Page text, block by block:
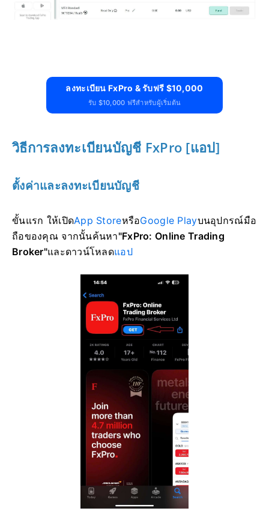
ลงทะเบียน FxPro & รับฟรี $10,000
รับ $10,000 ฟรีสำหรับผู้เริ่มต้น
วิธีการลงทะเบียนบัญชี FxPro [แอป]
ตั้งค่าและลงทะเบียนบัญชี
ขั้นแรก ให้เปิดApp StoreหรือGoogle Playบนอุปกรณ์มือ
ถือของคุณ จากนั้นค้นหา"FxPro: Online Trading
Broker"และดาวน์โหลดแอป